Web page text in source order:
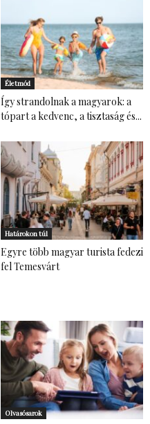
Életmód
Így strandolnak a magyarok: a
tópart a kedvenc, a tisztaság és...
Határokon túl
Egyre több magyar turista fedezi
fel Temesvárt
Olvasósarok